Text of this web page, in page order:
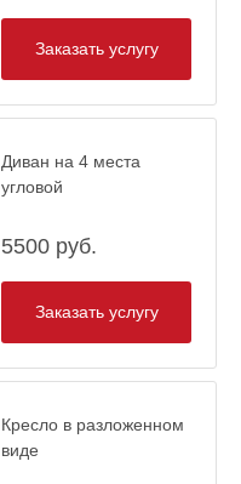
Заказать услугу
Диван на 4 места
угловой
5500 руб.
Заказать услугу
Кресло в разложенном
виде